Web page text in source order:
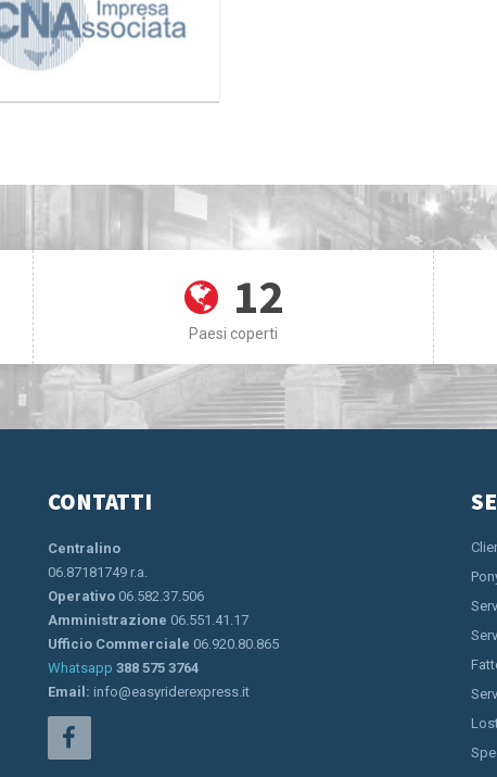
12
Paesi coperti
CONTATTI
Centralino
06.87181749 r.a.
Operativo06.582.37.506
Amministrazione 06.551.41.17
Ufficio Commerciale 06.920.80.865
Whatsapp 388 575 3764
Email: info@easyriderexpress.it